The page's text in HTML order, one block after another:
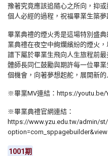
豫著究竟應該追隨心之所向，抑
個人必經的過程，祝福畢業生築夢
畢業典禮的煙火秀是這場特別盛
業典禮在夜空中絢爛繽紛的煙火
譜下屬於畢業生飛向人生旅程前
體師長同仁鼓勵與期許每一位畢
個機會，向著夢想起舵，展開新的
※畢業MV連結：https://youtu.be/
※畢業典禮官網連結：
https://www.yzu.edu.tw/admin/
1001期